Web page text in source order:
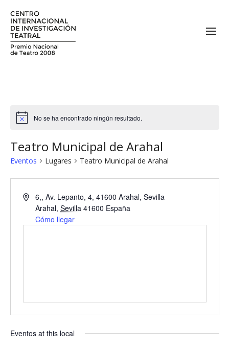
No se ha encontrado ningún resultado.
Teatro Municipal de Arahal
Eventos Lugares Teatro Municipal de Arahal
6,, Av. Lepanto, 4, 41600 Arahal, Sevilla
Arahal, Sevilla 41600 España
Cómo llegar
Eventos at this local